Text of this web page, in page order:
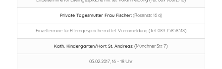
Private Tagesmutter Frau Fischer:(Rosenstr. 16 a)
Einzeltermine für Elterngespräche mit tel. Voranmeldung (Tel. 089 35858318)
Kath. Kindergarten/Hort St. Andreas:(Münchner Str. 7)
03.02.2017, 16 – 18 Uhr